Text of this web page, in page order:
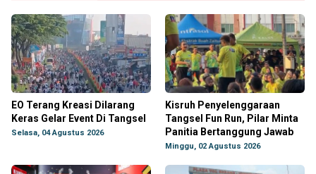
EO Terang Kreasi Dilarang
Keras Gelar Event Di Tangsel
Selasa, 04 Agustus 2026
Kisruh Penyelenggaraan
Tangsel Fun Run, Pilar Minta
Panitia Bertanggung Jawab
Minggu, 02 Agustus 2026